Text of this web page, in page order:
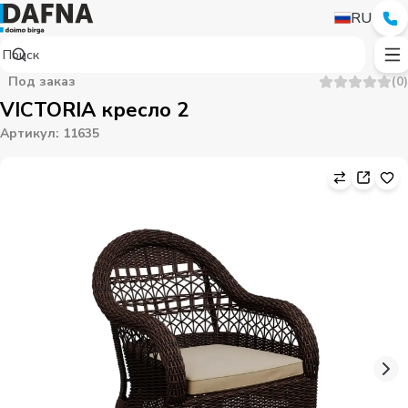
RU
Под заказ (0)
VICTORIA кресло 2
Артикул: 11635